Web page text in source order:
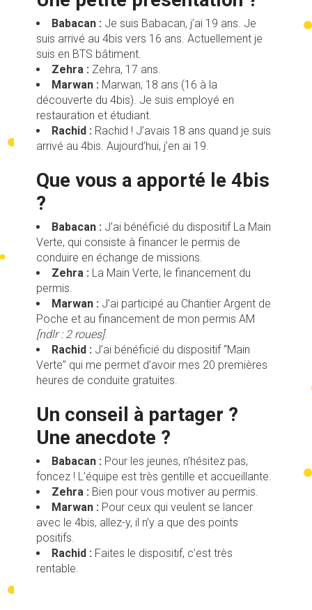
Babacan : Je suis Babacan, j’ai 19 ans. Je
suis arrivé au 4bis vers 16 ans. Actuellement je
suis en BTS bâtiment.
Zehra : Zehra, 17 ans.
Marwan : Marwan, 18 ans (16 à la
découverte du 4bis). Je suis employé en
restauration et étudiant.
Rachid : Rachid ! J’avais 18 ans quand je suis
arrivé au 4bis. Aujourd’hui, j’en ai 19.
Que vous a apporté le 4bis
?
Babacan : J’ai bénéficié du dispositif La Main
Verte, qui consiste à financer le permis de
conduire en échange de missions.
Zehra : La Main Verte, le financement du
permis.
Marwan : J’ai participé au Chantier Argent de
Poche et au financement de mon permis AM
[ndlr : 2 roues].
Rachid : J’ai bénéficié du dispositif “Main
Verte” qui me permet d’avoir mes 20 premières
heures de conduite gratuites.
Un conseil à partager ?
Une anecdote ?
Babacan : Pour les jeunes, n’hésitez pas,
foncez ! L’équipe est très gentille et accueillante.
Zehra : Bien pour vous motiver au permis.
Marwan : Pour ceux qui veulent se lancer
avec le 4bis, allez-y, il n’y a que des points
positifs.
Rachid : Faites le dispositif, c’est très
rentable.